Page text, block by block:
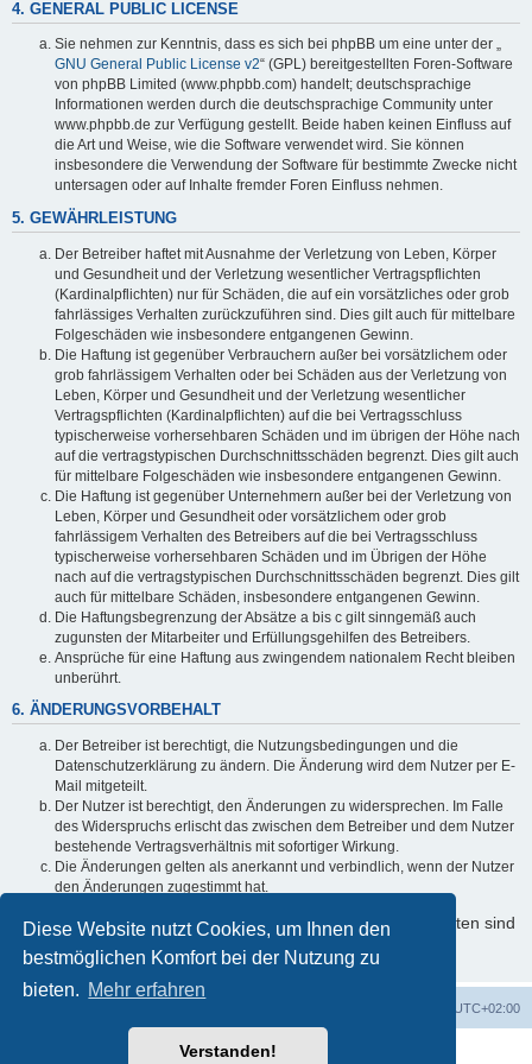
Diese Website nutzt Cookies, um Ihnen den
bestmöglichen Komfort bei der Nutzung zu
bieten. Mehr erfahren
Verstanden!
4. GENERAL PUBLIC LICENSE
Sie nehmen zur Kenntnis, dass es sich bei phpBB um eine unter der „
GNU General Public License v2“ (GPL) bereitgestellten Foren-Software
von phpBB Limited (www.phpbb.com) handelt; deutschsprachige
Informationen werden durch die deutschsprachige Community unter
www.phpbb.de zur Verfügung gestellt. Beide haben keinen Einfluss auf
die Art und Weise, wie die Software verwendet wird. Sie können
insbesondere die Verwendung der Software für bestimmte Zwecke nicht
untersagen oder auf Inhalte fremder Foren Einfluss nehmen.
5. GEWÄHRLEISTUNG
Der Betreiber haftet mit Ausnahme der Verletzung von Leben, Körper
und Gesundheit und der Verletzung wesentlicher Vertragspflichten
(Kardinalpflichten) nur für Schäden, die auf ein vorsätzliches oder grob
fahrlässiges Verhalten zurückzuführen sind. Dies gilt auch für mittelbare
Folgeschäden wie insbesondere entgangenen Gewinn.
Die Haftung ist gegenüber Verbrauchern außer bei vorsätzlichem oder
grob fahrlässigem Verhalten oder bei Schäden aus der Verletzung von
Leben, Körper und Gesundheit und der Verletzung wesentlicher
Vertragspflichten (Kardinalpflichten) auf die bei Vertragsschluss
typischerweise vorhersehbaren Schäden und im übrigen der Höhe nach
auf die vertragstypischen Durchschnittsschäden begrenzt. Dies gilt auch
für mittelbare Folgeschäden wie insbesondere entgangenen Gewinn.
Die Haftung ist gegenüber Unternehmern außer bei der Verletzung von
Leben, Körper und Gesundheit oder vorsätzlichem oder grob
fahrlässigem Verhalten des Betreibers auf die bei Vertragsschluss
typischerweise vorhersehbaren Schäden und im Übrigen der Höhe
nach auf die vertragstypischen Durchschnittsschäden begrenzt. Dies gilt
auch für mittelbare Schäden, insbesondere entgangenen Gewinn.
Die Haftungsbegrenzung der Absätze a bis c gilt sinngemäß auch
zugunsten der Mitarbeiter und Erfüllungsgehilfen des Betreibers.
Ansprüche für eine Haftung aus zwingendem nationalem Recht bleiben
unberührt.
6. ÄNDERUNGSVORBEHALT
Der Betreiber ist berechtigt, die Nutzungsbedingungen und die
Datenschutzerklärung zu ändern. Die Änderung wird dem Nutzer per E-
Mail mitgeteilt.
Der Nutzer ist berechtigt, den Änderungen zu widersprechen. Im Falle
des Widerspruchs erlischt das zwischen dem Betreiber und dem Nutzer
bestehende Vertragsverhältnis mit sofortiger Wirkung.
Die Änderungen gelten als anerkannt und verbindlich, wenn der Nutzer
den Änderungen zugestimmt hat.
Informationen über den Umgang mit Ihren persönlichen Daten sind
in der Datenschutzerklärung enthalten.
UTC+02:00
Powered byphpBB® Forum Software © phpBB Limited